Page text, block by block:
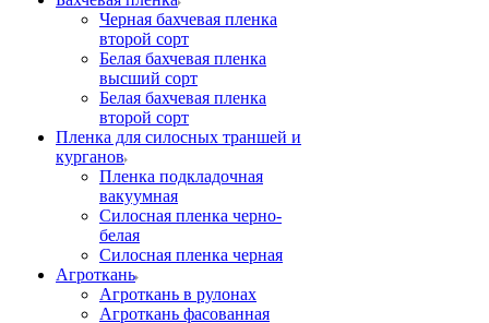
Черная бахчевая пленка
второй сорт
Белая бахчевая пленка
высший сорт
Белая бахчевая пленка
второй сорт
Пленка для силосных траншей и
курганов
Пленка подкладочная
вакуумная
Силосная пленка черно-
белая
Силосная пленка черная
Агроткань
Агроткань в рулонах
Агроткань фасованная